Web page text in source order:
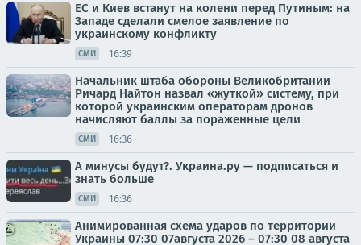
ЕС и Киев встанут на колени перед Путиным: на
Западе сделали смелое заявление по
украинскому конфликту
СМИ 16:39
Начальник штаба обороны Великобритании
Ричард Найтон назвал «жуткой» систему, при
которой украинским операторам дронов
начисляют баллы за пораженные цели
СМИ 16:36
А минусы будут?. Украина.ру — подписаться и
знать больше
СМИ 16:36
Анимированная схема ударов по территории
Украины 07:30 07августа 2026 – 07:30 08 августа